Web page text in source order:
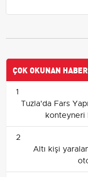
ÇOK OKUNAN
1
Tuzla'da Fars
konteyneri
2
Altı kişi